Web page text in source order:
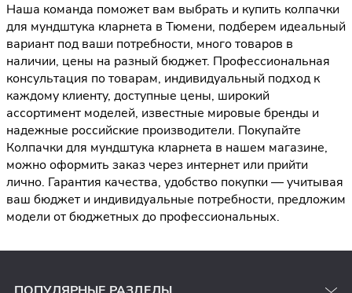
Наша команда поможет вам выбрать и купить колпачки
для мундштука кларнета в Тюмени, подберем идеальный
вариант под ваши потребности, много товаров в
наличии, цены на разный бюджет. Профессиональная
консультация по товарам, индивидуальный подход к
каждому клиенту, доступные цены, широкий
ассортимент моделей, известные мировые бренды и
надежные российские производители. Покупайте
Колпачки для мундштука кларнета в нашем магазине,
можно оформить заказ через интернет или прийти
лично. Гарантия качества, удобство покупки — учитывая
ваш бюджет и индивидуальные потребности, предложим
модели от бюджетных до профессиональных.